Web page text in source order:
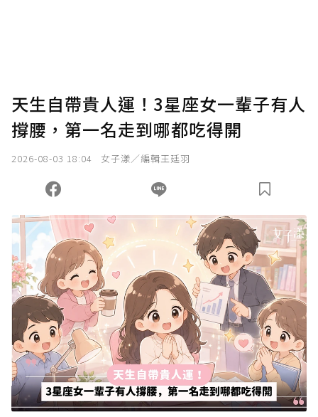
天生自帶貴人運！3星座女一輩子有人
撐腰，第一名走到哪都吃得開
2026-08-03 18:04 女子漾／編輯王廷羽